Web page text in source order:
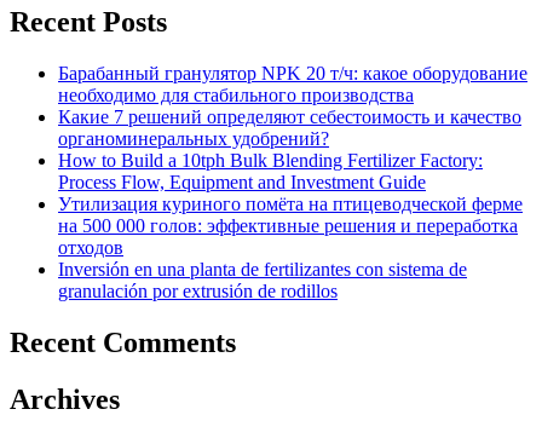
Recent Posts
Барабанный гранулятор NPK 20 т/ч: какое оборудование
необходимо для стабильного производства
Какие 7 решений определяют себестоимость и качество
органоминеральных удобрений?
How to Build a 10tph Bulk Blending Fertilizer Factory:
Process Flow, Equipment and Investment Guide
Утилизация куриного помёта на птицеводческой ферме
на 500 000 голов: эффективные решения и переработка
отходов
Inversión en una planta de fertilizantes con sistema de
granulación por extrusión de rodillos
Recent Comments
Archives